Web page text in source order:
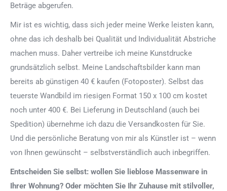
Beträge abgerufen.
Mir ist es wichtig, dass sich jeder meine Werke leisten kann,
ohne das ich deshalb bei Qualität und Individualität Abstriche
machen muss. Daher vertreibe ich meine Kunstdrucke
grundsätzlich selbst. Meine Landschaftsbilder kann man
bereits ab günstigen 40 € kaufen (Fotoposter). Selbst das
teuerste Wandbild im riesigen Format 150 x 100 cm kostet
noch unter 400 €. Bei Lieferung in Deutschland (auch bei
Spedition) übernehme ich dazu die Versandkosten für Sie.
Und die persönliche Beratung von mir als Künstler ist – wenn
von Ihnen gewünscht – selbstverständlich auch inbegriffen.
Entscheiden Sie selbst: wollen Sie lieblose Massenware in
Ihrer Wohnung? Oder möchten Sie Ihr Zuhause mit stilvoller,